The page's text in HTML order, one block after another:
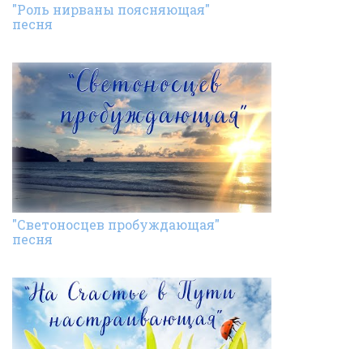
"Роль нирваны поясняющая"
песня
"Светоносцев пробуждающая"
песня